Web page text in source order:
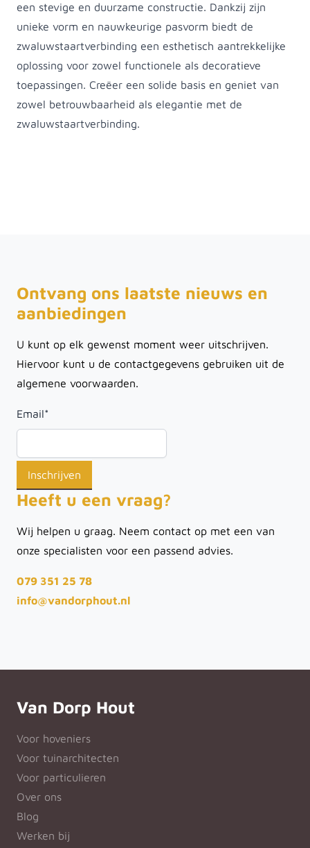
een stevige en duurzame constructie. Dankzij zijn
unieke vorm en nauwkeurige pasvorm biedt de
zwaluwstaartverbinding een esthetisch aantrekkelijke
oplossing voor zowel functionele als decoratieve
toepassingen. Creëer een solide basis en geniet van
zowel betrouwbaarheid als elegantie met de
zwaluwstaartverbinding.
Ontvang ons laatste nieuws en
aanbiedingen
U kunt op elk gewenst moment weer uitschrijven.
Hiervoor kunt u de contactgegevens gebruiken uit de
algemene voorwaarden.
Email*
Heeft u een vraag?
Wij helpen u graag. Neem contact op met een van
onze specialisten voor een passend advies.
079 351 25 78
info@vandorphout.nl
Van Dorp Hout
Voor hoveniers
Voor tuinarchitecten
Voor particulieren
Over ons
Blog
Werken bij